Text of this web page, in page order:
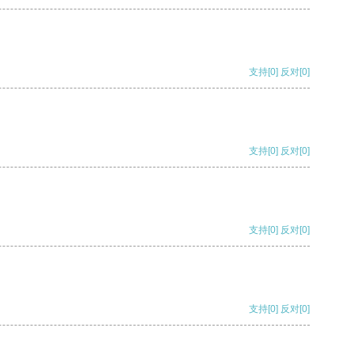
支持[0] 反对[0]
支持[0] 反对[0]
支持[0] 反对[0]
支持[0] 反对[0]